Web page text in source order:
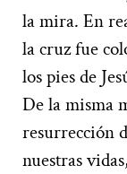
la mira. En
la cruz fue
los pies de
De la misma
resurrección
nuestras